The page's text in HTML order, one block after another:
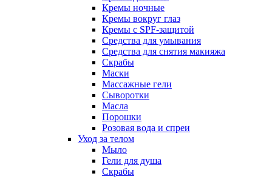
Кремы ночные
Кремы вокруг глаз
Кремы с SPF-защитой
Средства для умывания
Средства для снятия макияжа
Скрабы
Маски
Массажные гели
Сыворотки
Масла
Порошки
Розовая вода и спреи
Уход за телом
Мыло
Гели для душа
Скрабы